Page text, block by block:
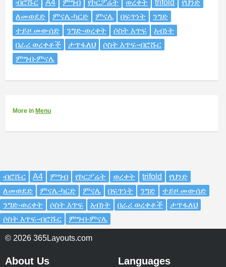
ብሮሹር A4 ምግብ የኮርፖሬት ወረቀት trifold
የህንድ
ለመወደድ
ምናሌ-ካርድ ምናሌ በፍጥነት
ንግድ
ተይዞ መውሰድ
ንግድ-ወረቀት ሶስት እጥፍ
አብነት
በራሪ ወረቀቶች
ታጥፋለህ
ሶስት እጥፍ-ብሮሹር
ምግብ-ምናሌ
More in Menu
ብሮሹር A4 ምግብ የኮርፖሬት ወረቀት trifold
የህንድ
ለመወደድ
ምናሌ-ካርድ ምናሌ በፍጥነት ንግድ
ተይዞ መውሰድ
ንግድ-ወረቀት
ሶስት እጥፍ አብነት በራሪ ወረቀቶች
ታጥፋለህ
ሶስት እጥፍ-ብሮሹር
ምግብ-ምናሌ
© 2026 365Layouts.com
About Us Languages